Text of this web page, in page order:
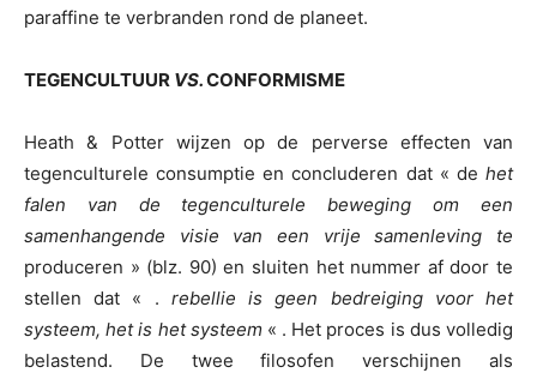
paraffine te verbranden rond de planeet.
TEGENCULTUUR VS.CONFORMISME
Heath & Potter wijzen op de perverse effecten van
tegenculturele consumptie en concluderen dat « de het
falen van de tegenculturele beweging om een
samenhangende visie van een vrije samenleving te
produceren » (blz. 90) en sluiten het nummer af door te
stellen dat « . rebellie is geen bedreiging voor het
systeem, het is het systeem « . Het proces is dus volledig
belastend. De twee filosofen verschijnen als